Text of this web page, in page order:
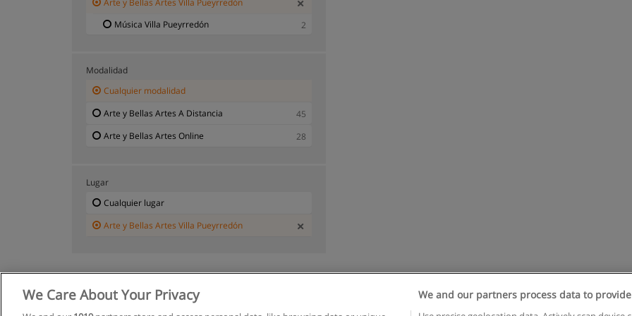
Arte y Bellas Artes Villa Pueyrredón
Música Villa Pueyrredón
2
Modalidad
Cualquier modalidad
Arte y Bellas Artes A Distancia
45
Arte y Bellas Artes Online
28
Lugar
Cualquier lugar
Arte y Bellas Artes Villa Pueyrredón
We Care About Your Privacy We and our partners process data to